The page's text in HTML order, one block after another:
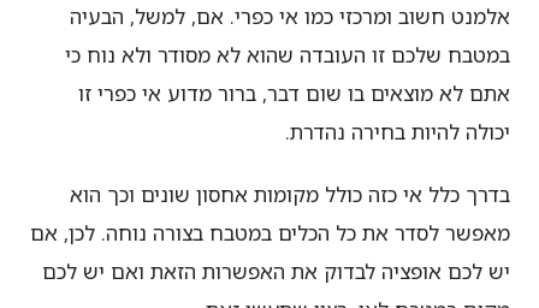
אלמנט חשוב ומרכזי כמו אי כפרי. אם, למשל, הבעיה
במטבח שלכם זו העובדה שהוא לא מסודר ולא נוח כי
אתם לא מוצאים בו שום דבר, ברור מדוע אי כפרי זו
יכולה להיות בחירה נהדרת.
בדרך כלל אי כזה כולל מקומות אחסון שונים וכך הוא
מאפשר לסדר את כל הכלים במטבח בצורה נוחה. לכן, אם
יש לכם אופציה לבדוק את האפשרות הזאת ואם יש לכם